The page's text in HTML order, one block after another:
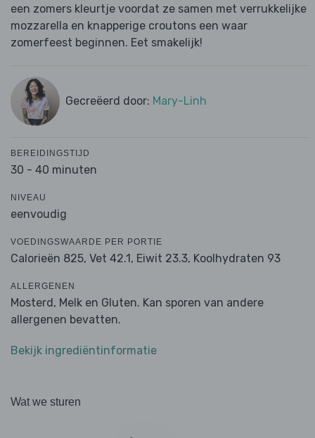
een zomers kleurtje voordat ze samen met verrukkelijke
mozzarella en knapperige croutons een waar
zomerfeest beginnen. Eet smakelijk!
Gecreëerd door: Mary-Linh
BEREIDINGSTIJD
30 - 40 minuten
NIVEAU
eenvoudig
VOEDINGSWAARDE PER PORTIE
Calorieën 825, Vet 42.1, Eiwit 23.3, Koolhydraten 93
ALLERGENEN
Mosterd, Melk en Gluten. Kan sporen van andere
allergenen bevatten.
Bekijk ingrediëntinformatie
Wat we sturen